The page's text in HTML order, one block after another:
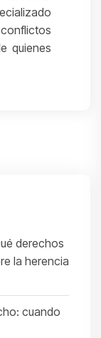
quienes
derechos
la herencia
cuando